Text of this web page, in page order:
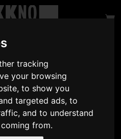
tracking
your browsing
to show you
targeted ads, to
and to understand
from.
von: